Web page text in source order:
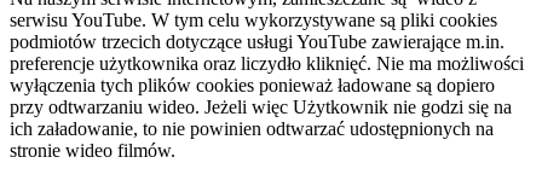
serwisu YouTube. W tym celu wykorzystywane są pliki cookies
podmiotów trzecich dotyczące usługi YouTube zawierające m.in.
preferencje użytkownika oraz liczydło kliknięć. Nie ma możliwości
wyłączenia tych plików cookies ponieważ ładowane są dopiero
przy odtwarzaniu wideo. Jeżeli więc Użytkownik nie godzi się na
ich załadowanie, to nie powinien odtwarzać udostępnionych na
stronie wideo filmów.